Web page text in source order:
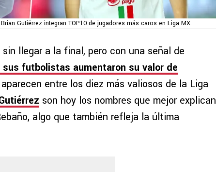
Gutiérrez integran TOP10 de jugadores más caros en Liga MX.
sin llegar a la final, pero con una señal de
sus futbolistas aumentaron su valor de
entre los diez más valiosos de la Liga
son hoy los nombres que mejor explican
algo que también refleja la última